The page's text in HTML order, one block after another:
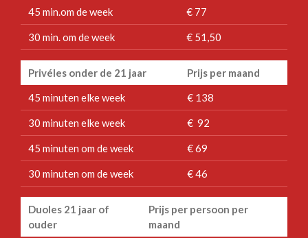
45 min.om de week € 77
30 min. om de week € 51,50
Privéles onder de 21 jaar
Prijs per maand
45 minuten elke week
€ 138
30 minuten elke week € 92
45 minuten om de week € 69
30 minuten om de week € 46
Duoles 21 jaar of
ouder
Prijs per persoon per
maand